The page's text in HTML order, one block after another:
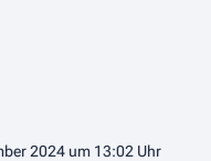
2024 um 13:02 Uhr